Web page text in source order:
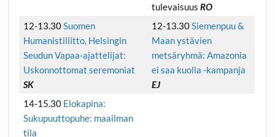
tulevaisuusRO
12-13.30Suomen
Humanistiliitto, Helsingin
Seudun Vapaa-ajattelijat:
Uskonnottomat seremoniat
SK
12-13.30Siemenpuu &
Maan ystävien
metsäryhmä: Amazonia
ei saa kuolla -kampanja
EJ
14-15.30 Elokapina:
Sukupuuttopuhe: maailman
tila